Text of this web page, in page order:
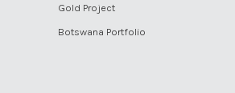
Gold Project
Botswana Portfolio